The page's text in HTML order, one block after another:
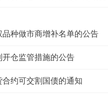
种做市商增补名单的公告
仓监管措施的公告
约可交割国债的通知